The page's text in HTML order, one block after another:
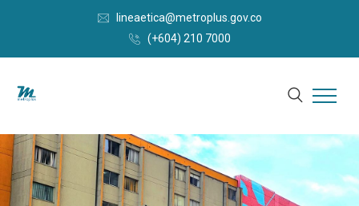
lineaetica@metroplus.gov.co
(+604) 210 7000